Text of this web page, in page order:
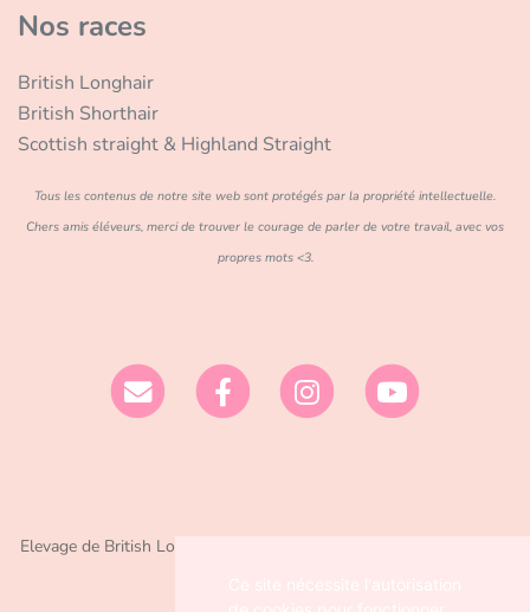
Nos races
British Longhair
British Shorthair
Scottish straight & Highland Straight
Tous les contenus de notre site web sont protégés par la propriété intellectuelle.
Chers amis éléveurs, merci de trouver le courage de parler de votre travail, avec vos
propres mots <3.
Elevage de British Longhair/Shorthair et Ragdoll depuis 2016 situé